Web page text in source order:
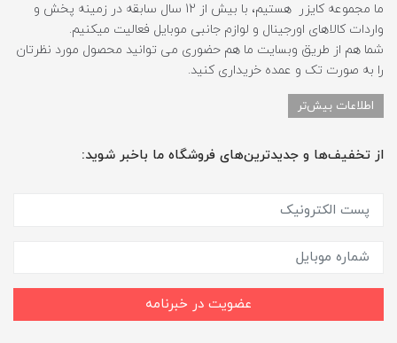
ما مجموعه کایزر هستیم، با بیش از 12 سال سابقه در زمینه پخش و
واردات کالاهای اورجینال و لوازم جانبی موبایل فعالیت میکنیم.
شما هم از طریق وبسایت ما هم حضوری می توانید محصول مورد نظرتان
را به صورت تک و عمده خریداری کنید.
اطلاعات بیش‌تر
از تخفیف‌ها و جدیدترین‌های فروشگاه ما باخبر شوید:
عضویت در خبرنامه